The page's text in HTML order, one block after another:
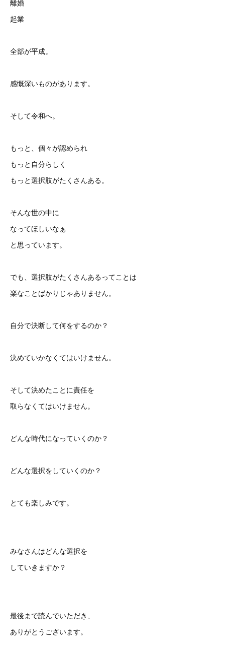
離婚
起業
全部が平成。
感慨深いものがあります。
そして令和へ。
もっと、個々が認められ
もっと自分らしく
もっと選択肢がたくさんある。
そんな世の中に
なってほしいなぁ
と思っています。
でも、選択肢がたくさんあるってことは
楽なことばかりじゃありません。
自分で決断して何をするのか？
決めていかなくてはいけません。
そして決めたことに責任を
取らなくてはいけません。
どんな時代になっていくのか？
どんな選択をしていくのか？
とても楽しみです。
みなさんはどんな選択を
していきますか？
最後まで読んでいただき、
ありがとうございます。